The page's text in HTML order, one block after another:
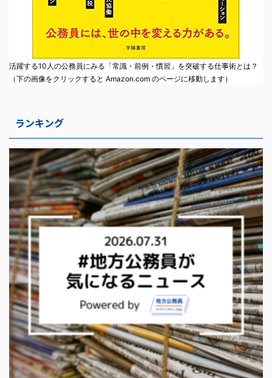
活躍する10人の公務員にみる「常識・前例・慣習」を突破する仕事術とは？
（下の画像をクリックすると Amazon.com のページに移動します）
ランキング